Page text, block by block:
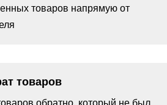
товаров напрямую от
товаров